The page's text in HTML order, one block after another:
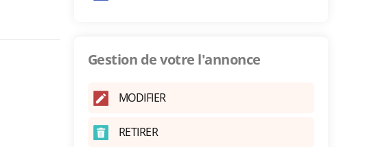
Gestion de votre l'annonce
MODIFIER
RETIRER